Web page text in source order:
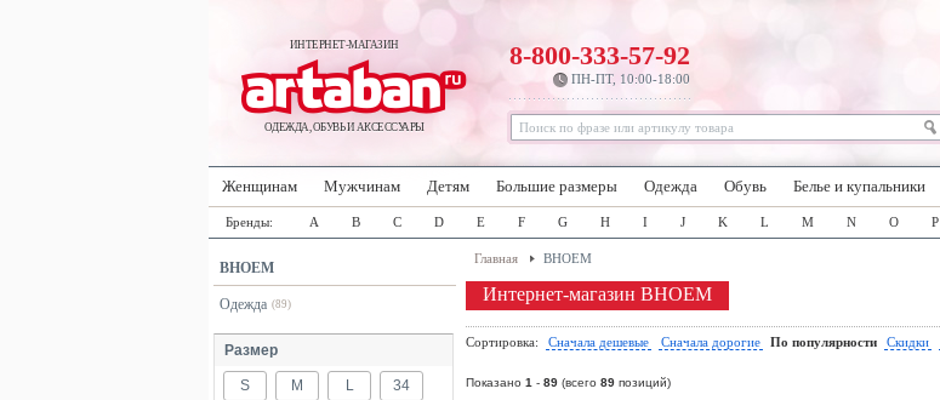
ИНТЕРНЕТ-МАГАЗИН
ОДЕЖДА, ОБУВЬ И АКСЕССУАРЫ
8-800-333-57-92
ПН-ПТ, 10:00-18:00
Женщинам Мужчинам Детям Большие размеры Одежда Обувь Белье и купальники
Бренды: A B C D E F G H I J K L M N O P
BHOEM
Одежда (89)
Размер
S M L 34
Главная BHOEM
Интернет-магазин BHOEM
Сортировка: Сначала дешевые Сначала дорогие По популярности Скидки
Показано 1 - 89 (всего 89 позиций)